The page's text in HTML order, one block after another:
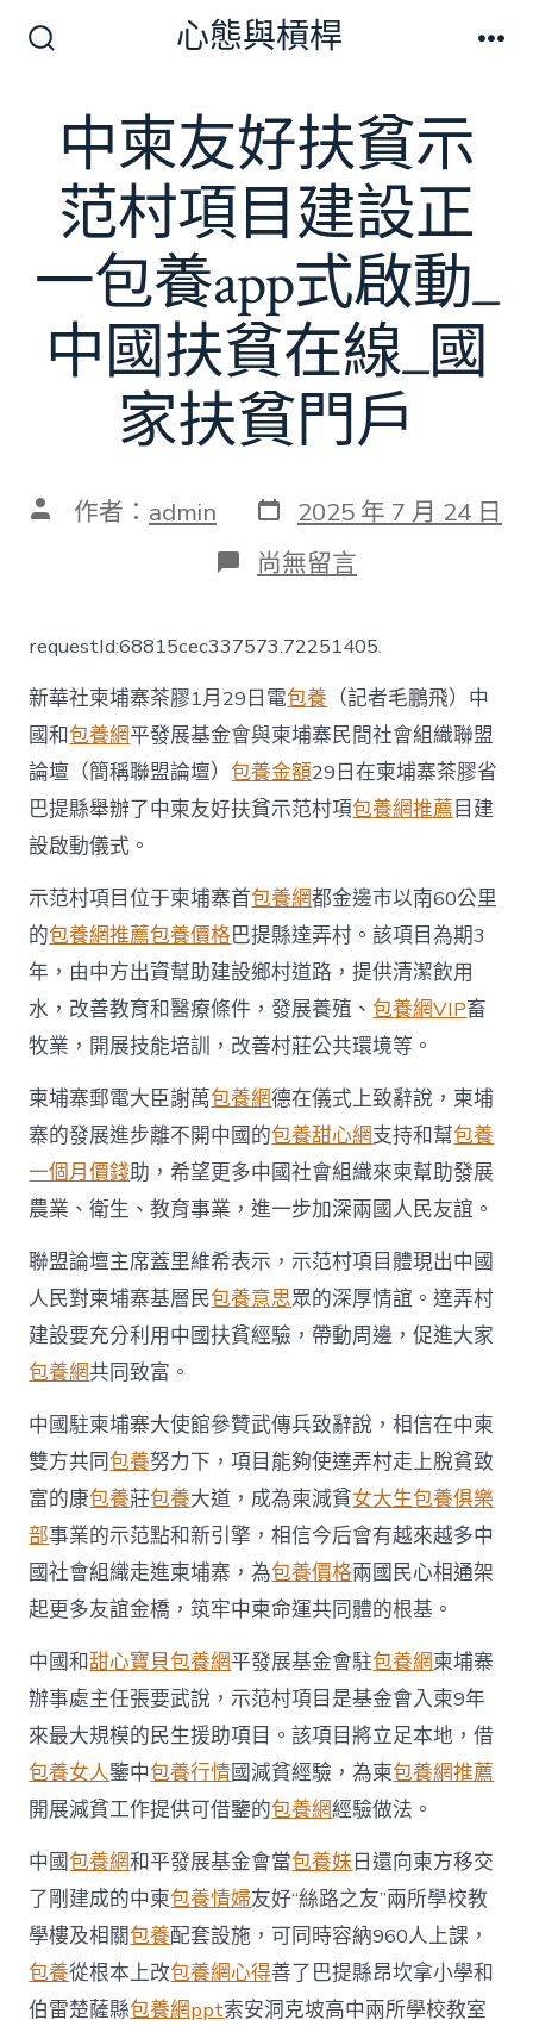
開
關
心態與槓桿
中柬友好扶貧示
范村項目建設正
一包養app式啟動_
中國扶貧在線_國
家扶貧門戶
文 作者： admin 發
表
日
期
2025 年 7 月 24 日
在
〈中
友
好
扶
貧
示
范
村
項
目
正
一
包
養
app
式
啟
動
_
中
國
扶
貧
在
_
國
家
扶
貧
中
尚無留言
requestId:68815cec337573.72251405.
新華社柬埔寨茶膠1月29日電包養 （記者毛鵬飛）中
國和包養網平發展基金會與柬埔寨民間社會組織聯盟
論壇（簡稱聯盟論壇）包養金額29日在柬埔寨茶膠省
巴提縣舉辦了中柬友好扶貧示范村項包養網推薦 目建
設啟動儀式。
示范村項目位于柬埔寨首包養網都金邊市以南60公里
的包養網推薦包養價格巴提縣達弄村。該項目為期3
年，由中方出資幫助建設鄉村道路，提供清潔飲用
水，改善教育和醫療條件，發展養殖、包養網VIP畜
牧業，開展技能培訓，改善村莊公共環境等。
柬埔寨郵電大臣謝萬包養網德在儀式上致辭說，柬埔
寨的發展進步離不開中國的包養甜心網支持和幫包養
一個月價錢助，希望更多中國社會組織來柬幫助發展
農業、衛生、教育事業，進一步加深兩國人民友誼。
聯盟論壇主席蓋里維希表示，示范村項目體現出中國
人民對柬埔寨基層民包養意思眾的深厚情誼。達弄村
建設要充分利用中國扶貧經驗，帶動周邊，促進大家
包養網共同致富。
中國駐柬埔寨大使館參贊武傳兵致辭說，相信在中柬
雙方共同包養努力下，項目能夠使達弄村走上脫貧致
富的康包養莊包養大道，成為柬減貧女大生包養俱樂
部事業的示范點和新引擎，相信今后會有越來越多中
國社會組織走進柬埔寨，為包養價格兩國民心相通架
起更多友誼金橋，筑牢中柬命運共同體的根基。
中國和甜心寶貝包養網平發展基金會駐包養網柬埔寨
辦事處主任張要武說，示范村項目是基金會入柬9年
來最大規模的民生援助項目。該項目將立足本地，借
包養女人鑒中包養行情國減貧經驗，為柬包養網推薦
開展減貧工作提供可借鑒的包養網經驗做法。
中國包養網和平發展基金會當包養妹日還向柬方移交
了剛建成的中柬包養情婦友好“絲路之友”兩所學校教
學樓及相關包養配套設施，可同時容納960人上課，
包養從根本上改包養網心得善了巴提縣昂坎拿小學和
伯雷楚薩縣包養網ppt索安洞克坡高中兩所學校教室